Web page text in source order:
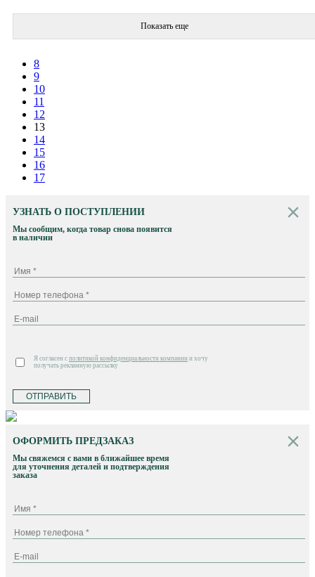
Показать еще
8
9
10
11
12
13
14
15
16
17
УЗНАТЬ О ПОСТУПЛЕНИИ
Мы сообщим, когда товар снова появится
в наличии
Я согласен с политикой конфиденциальности компании и хочу
получать рекламную рассылку
ОТПРАВИТЬ
ОФОРМИТЬ ПРЕДЗАКАЗ
Мы свяжемся с вами в ближайшее время
для уточнения деталей и подтверждения
заказа